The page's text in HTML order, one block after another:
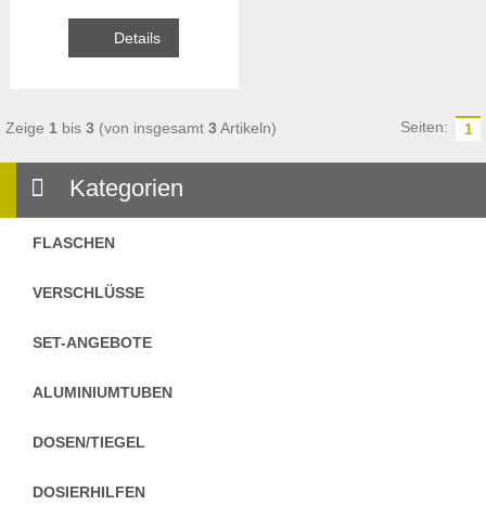
Details
Zeige 1 bis 3 (von insgesamt 3Artikeln) Seiten: 1
Kategorien
FLASCHEN
VERSCHLÜSSE
SET-ANGEBOTE
ALUMINIUMTUBEN
DOSEN/TIEGEL
DOSIERHILFEN